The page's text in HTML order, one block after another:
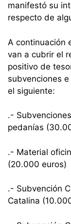
manifestó su
respecto de
A continuación
van a cubrir el
positivo de
subvenciones
el siguiente:
.-
pedanías
.- Material
(20.000 euros)
.- Subvención
Catalina